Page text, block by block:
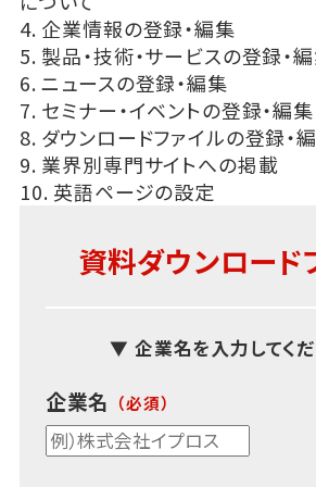
4. 企業情報の登録・編集
5. 製品・技術・サービスの登録・
6. ニュースの登録・編集
7. セミナー・イベントの登録・編集
8. ダウンロードファイルの登録・
9. 業界別専門サイトへの掲載
10. 英語ページの設定
資料ダウンロード
▼ 企業名を入力してく
企業名